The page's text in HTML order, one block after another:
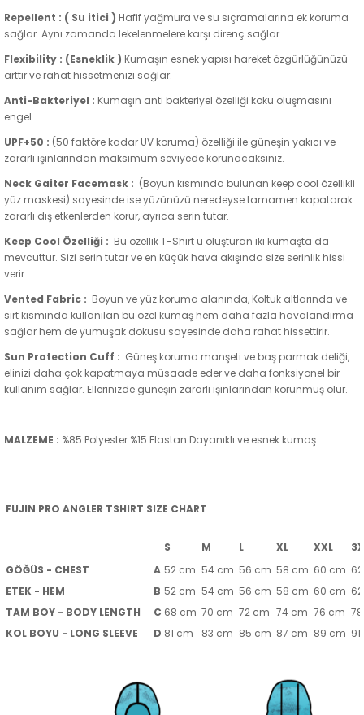
Repellent : ( Su itici ) Hafif yağmura ve su sıçramalarına ek koruma
sağlar. Aynı zamanda lekelenmelere karşı direnç sağlar.
Flexibility : (Esneklik ) Kumaşın esnek yapısı hareket özgürlüğünüzü
arttır ve rahat hissetmenizi sağlar.
Anti-Bakteriyel : Kumaşın anti bakteriyel özelliği koku oluşmasını
engel.
UPF+50 : (50 faktöre kadar UV koruma) özelliği ile güneşin yakıcı ve
zararlı ışınlarından maksimum seviyede korunacaksınız.
Neck Gaiter Facemask : (Boyun kısmında bulunan keep cool özellikli
yüz maskesi) sayesinde ise yüzünüzü neredeyse tamamen kapatarak
zararlı dış etkenlerden korur, ayrıca serin tutar.
Keep Cool Özelliği : Bu özellik T-Shirt ü oluşturan iki kumaşta da
mevcuttur. Sizi serin tutar ve en küçük hava akışında size serinlik hissi
verir.
Vented Fabric : Boyun ve yüz koruma alanında, Koltuk altlarında ve
sırt kısmında kullanılan bu özel kumaş hem daha fazla havalandırma
sağlar hem de yumuşak dokusu sayesinde daha rahat hissettirir.
Sun Protection Cuff : Güneş koruma manşeti ve baş parmak deliği,
elinizi daha çok kapatmaya müsaade eder ve daha fonksiyonel bir
kullanım sağlar. Ellerinizde güneşin zararlı ışınlarından korunmuş olur.
MALZEME : %85 Polyester %15 Elastan Dayanıklı ve esnek kumaş.
FUJIN PRO ANGLER TSHIRT SIZE CHART
S M L XL XXL
GÖĞÜS - CHEST
A 52 cm 54 cm 56 cm 58 cm 60 cm
ETEK - HEM
B 52 cm 54 cm 56 cm 58 cm 60 cm
TAM BOY - BODY LENGTH
C 68 cm 70 cm 72 cm 74 cm 76 cm
KOL BOYU - LONG SLEEVE
D 81 cm 83 cm 85 cm 87 cm 89 cm